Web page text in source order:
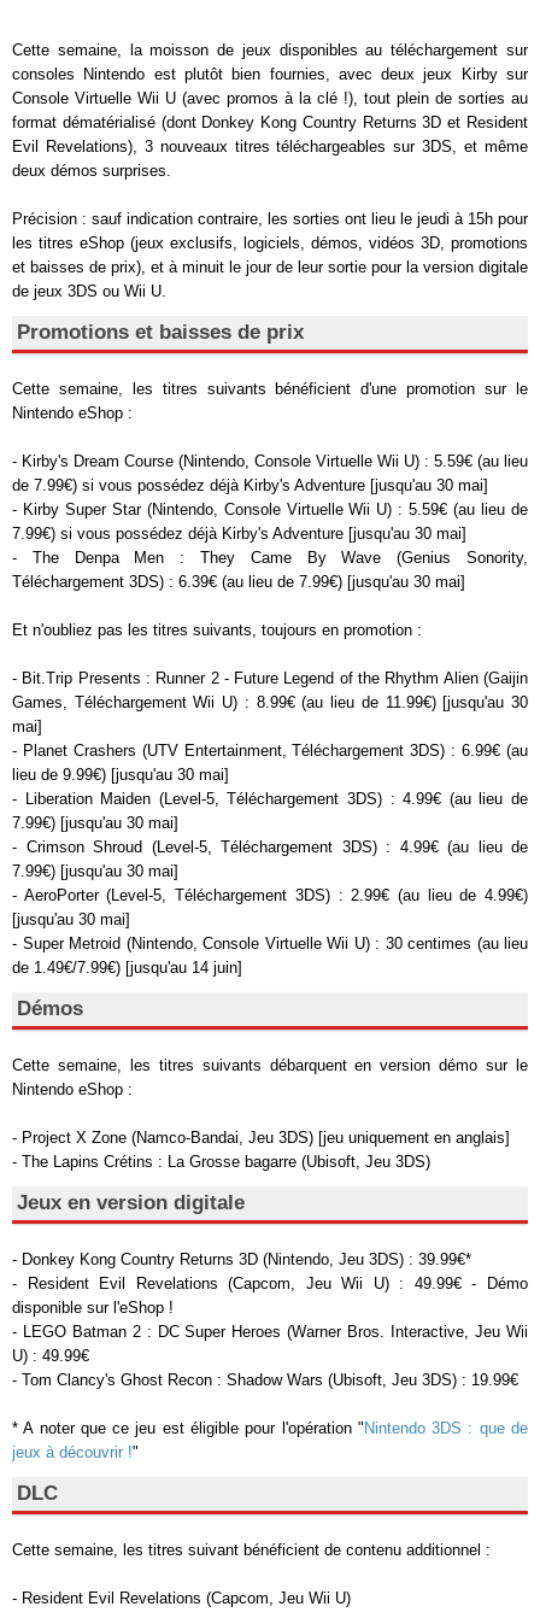
Cette semaine, la moisson de jeux disponibles au téléchargement sur
consoles Nintendo est plutôt bien fournies, avec deux jeux Kirby sur
Console Virtuelle Wii U (avec promos à la clé !), tout plein de sorties au
format dématérialisé (dont Donkey Kong Country Returns 3D et Resident
Evil Revelations), 3 nouveaux titres téléchargeables sur 3DS, et même
deux démos surprises.
Précision : sauf indication contraire, les sorties ont lieu le jeudi à 15h pour
les titres eShop (jeux exclusifs, logiciels, démos, vidéos 3D, promotions
et baisses de prix), et à minuit le jour de leur sortie pour la version digitale
de jeux 3DS ou Wii U.
Promotions et baisses de prix
Cette semaine, les titres suivants bénéficient d'une promotion sur le
Nintendo eShop :
- Kirby's Dream Course (Nintendo, Console Virtuelle Wii U) : 5.59€ (au lieu
de 7.99€) si vous possédez déjà Kirby's Adventure [jusqu'au 30 mai]
- Kirby Super Star (Nintendo, Console Virtuelle Wii U) : 5.59€ (au lieu de
7.99€) si vous possédez déjà Kirby's Adventure [jusqu'au 30 mai]
- The Denpa Men : They Came By Wave (Genius Sonority,
Téléchargement 3DS) : 6.39€ (au lieu de 7.99€) [jusqu'au 30 mai]
Et n'oubliez pas les titres suivants, toujours en promotion :
- Bit.Trip Presents : Runner 2 - Future Legend of the Rhythm Alien (Gaijin
Games, Téléchargement Wii U) : 8.99€ (au lieu de 11.99€) [jusqu'au 30
mai]
- Planet Crashers (UTV Entertainment, Téléchargement 3DS) : 6.99€ (au
lieu de 9.99€) [jusqu'au 30 mai]
- Liberation Maiden (Level-5, Téléchargement 3DS) : 4.99€ (au lieu de
7.99€) [jusqu'au 30 mai]
- Crimson Shroud (Level-5, Téléchargement 3DS) : 4.99€ (au lieu de
7.99€) [jusqu'au 30 mai]
- AeroPorter (Level-5, Téléchargement 3DS) : 2.99€ (au lieu de 4.99€)
[jusqu'au 30 mai]
- Super Metroid (Nintendo, Console Virtuelle Wii U) : 30 centimes (au lieu
de 1.49€/7.99€) [jusqu'au 14 juin]
Démos
Cette semaine, les titres suivants débarquent en version démo sur le
Nintendo eShop :
- Project X Zone (Namco-Bandai, Jeu 3DS) [jeu uniquement en anglais]
- The Lapins Crétins : La Grosse bagarre (Ubisoft, Jeu 3DS)
Jeux en version digitale
- Donkey Kong Country Returns 3D (Nintendo, Jeu 3DS) : 39.99€*
- Resident Evil Revelations (Capcom, Jeu Wii U) : 49.99€ - Démo
disponible sur l'eShop !
- LEGO Batman 2 : DC Super Heroes (Warner Bros. Interactive, Jeu Wii
U) : 49.99€
- Tom Clancy's Ghost Recon : Shadow Wars (Ubisoft, Jeu 3DS) : 19.99€
* A noter que ce jeu est éligible pour l'opération " Nintendo 3DS : que de
jeux à découvrir !"
DLC
Cette semaine, les titres suivant bénéficient de contenu additionnel :
- Resident Evil Revelations (Capcom, Jeu Wii U)